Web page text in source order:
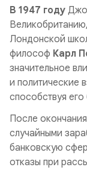
В 1947 году
Лондонской
философ Карл
значительное
и политические
способствуя
После
случайными
банковскую
отказы при